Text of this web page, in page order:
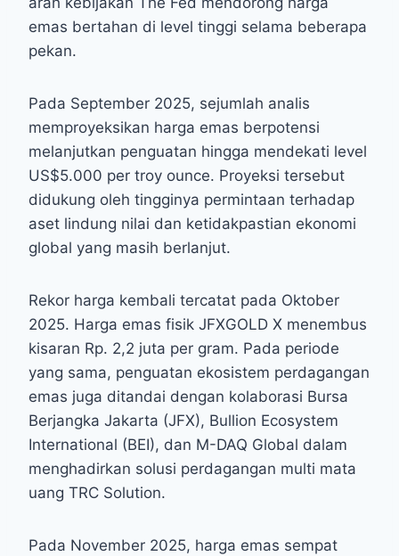
emas bertahan di level tinggi selama beberapa
pekan.
Pada September 2025, sejumlah analis
memproyeksikan harga emas berpotensi
melanjutkan penguatan hingga mendekati level
US$5.000 per troy ounce. Proyeksi tersebut
didukung oleh tingginya permintaan terhadap
aset lindung nilai dan ketidakpastian ekonomi
global yang masih berlanjut.
Rekor harga kembali tercatat pada Oktober
2025. Harga emas fisik JFXGOLD X menembus
kisaran Rp. 2,2 juta per gram. Pada periode
yang sama, penguatan ekosistem perdagangan
emas juga ditandai dengan kolaborasi Bursa
Berjangka Jakarta (JFX), Bullion Ecosystem
International (BEI), dan M-DAQ Global dalam
menghadirkan solusi perdagangan multi mata
uang TRC Solution.
Pada November 2025, harga emas sempat